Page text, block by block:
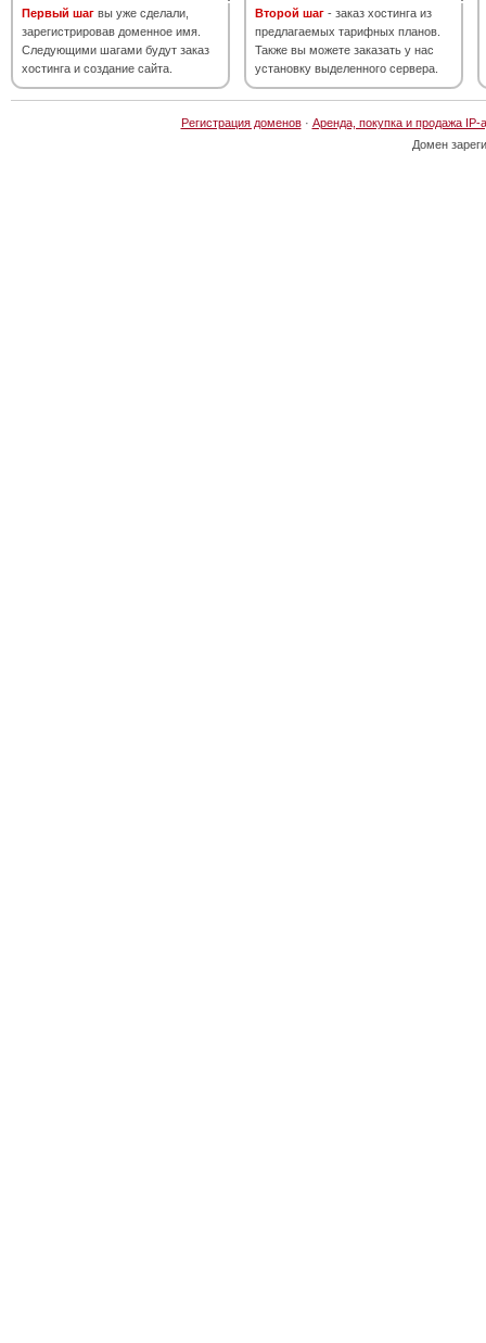
Первый шаг вы уже сделали,
зарегистрировав доменное имя.
Следующими шагами будут заказ
хостинга и создание сайта.
Второй шаг - заказ хостинга из
предлагаемых тарифных планов.
Также вы можете заказать у нас
установку выделенного сервера.
Регистрация доменов· Аренда, покупка и продажа IP-
Домен